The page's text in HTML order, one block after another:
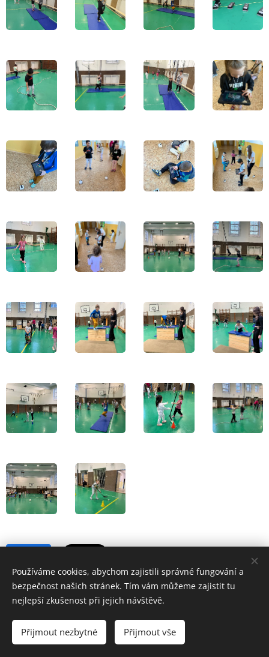
Základní škola a Mateřská škola Školní 1/814,Havířov-Šumbark,
příspěvková organizace
Používáme cookies, abychom zajistili správné fungování a
bezpečnost našich stránek. Tím vám můžeme zajistit tu
nejlepší zkušenost při jejich návštěvě.
Přijmout nezbytné Přijmout vše